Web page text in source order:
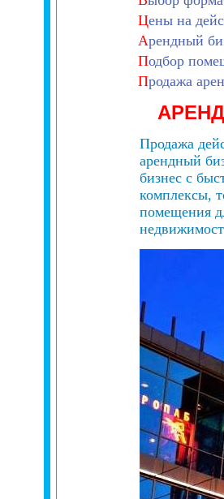
Цены на
Арендный
Подбор
Продажа
Продажа
арендный
бизнес с
комплексы,
помещения